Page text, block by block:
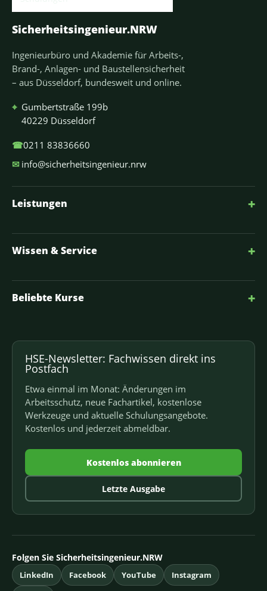
Sicherheitsingenieur.NRW
Ingenieurbüro und Akademie für Arbeits-,
Brand-, Anlagen- und Baustellensicherheit
– aus Düsseldorf, bundesweit und online.
⌖ Gumbertstraße 199b
40229 Düsseldorf
☎0211 83836660
✉ info@sicherheitsingenieur.nrw
Leistungen +
Wissen & Service +
Beliebte Kurse +
HSE-Newsletter: Fachwissen direkt ins
Postfach
Etwa einmal im Monat: Änderungen im
Arbeitsschutz, neue Fachartikel, kostenlose
Werkzeuge und aktuelle Schulungsangebote.
Kostenlos und jederzeit abmeldbar.
Kostenlos abonnieren
Letzte Ausgabe
Folgen Sie Sicherheitsingenieur.NRW
LinkedIn Facebook YouTube Instagram